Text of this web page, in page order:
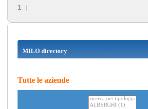
1 |
MILO directory
Tutte le aziende